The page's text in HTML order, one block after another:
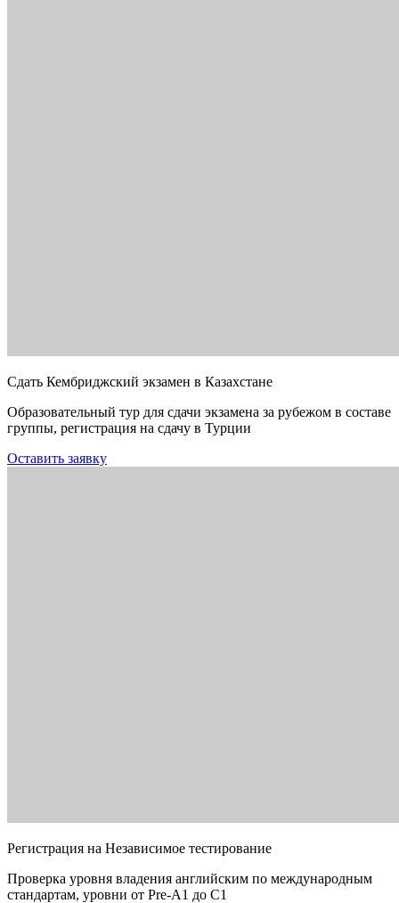
Сдать Кембриджский экзамен в Казахстане
Образовательный тур для сдачи экзамена за рубежом в составе
группы, регистрация на сдачу в Турции
Оставить заявку
Регистрация на Независимое тестирование
Проверка уровня владения английским по международным
стандартам, уровни от Pre-A1 до C1